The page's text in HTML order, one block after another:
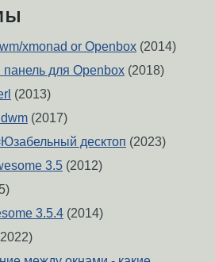
xmonad or Openbox (2014)
для Openbox (2018)
(2013)
(2017)
десктоп (2023)
3.5 (2012)
3.5.4 (2014)